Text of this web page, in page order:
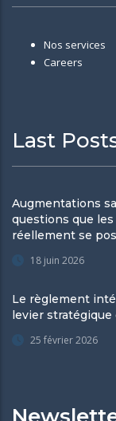
Nos services
Careers
Last
Augmentations
questions que
réellement se
18 juin 2026
Le règlement
levier stratégique
25 février 2026